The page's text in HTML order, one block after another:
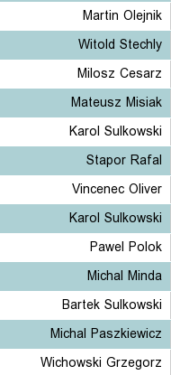
Martin Olejnik
Witold Stechly
Milosz Cesarz
Mateusz Misiak
Karol Sulkowski
Stapor Rafal
Vincenec Oliver
Karol Sulkowski
Pawel Polok
Michal Minda
Bartek Sulkowski
Michal Paszkiewicz
Wichowski Grzegorz